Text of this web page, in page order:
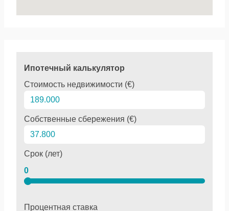
Ипотечный калькулятор
Стоимость недвижимости (€)
Собственные сбережения (€)
Срок (лет)
0
Процентная ставка